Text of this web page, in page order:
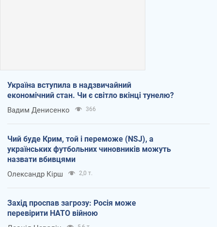
Україна вступила в надзвичайний
економічний стан. Чи є світло вкінці тунелю?
Вадим Денисенко 366
Чий буде Крим, той і переможе (NSJ), а
українських футбольних чиновників можуть
назвати вбивцями
Олександр Кірш 2,0 т.
Захід проспав загрозу: Росія може
перевірити НАТО війною